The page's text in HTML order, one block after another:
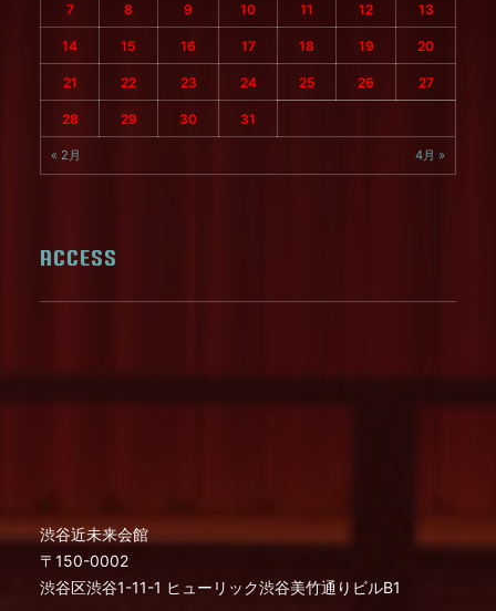
7 8 9 10 11 12 13
14 15 16 17 18 19 20
21 22 23 24 25 26 27
28 29 30 31
« 2月 4月 »
ACCESS
渋谷近未来会館
〒150-0002
渋谷区渋谷1-11-1 ヒューリック渋谷美竹通りビルB1